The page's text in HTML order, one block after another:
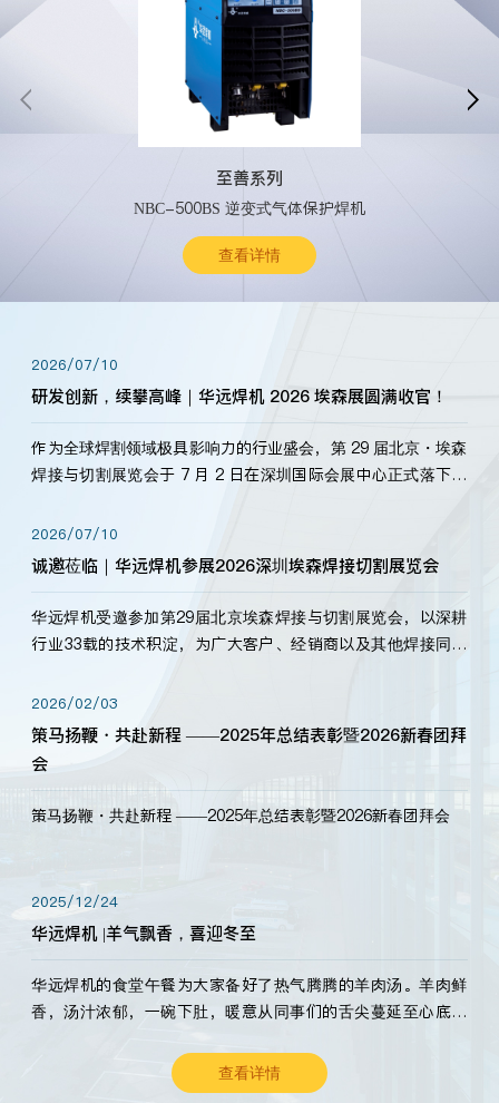
至善系列
NBC-500BS 逆变式气体保护焊机
查看详情
 
2026/07/10
研发创新，续攀高峰｜华远焊机 2026 埃森展圆满收官！
作为全球焊割领域极具影响力的行业盛会，第 29 届北京・埃森
焊接与切割展览会于 7 月 2 日在深圳国际会展中心正式落下帷
标准，持之以恒研发新产品、新技术。新老客户、行业伙伴、
海内外客户为目睹公司发布的新产…
2026/07/10
诚邀莅临｜华远焊机参展2026深圳埃森焊接切割展览会
华远焊机受邀参加第29届北京埃森焊接与切割展览会，以深耕
行业33载的技术积淀，为广大客户、经销商以及其他焊接同仁
2026/02/03
策马扬鞭・共赴新程 ——2025年总结表彰暨2026新春团拜
会
策马扬鞭・共赴新程 ——2025年总结表彰暨2026新春团拜会
2025/12/24
华远焊机 |羊气飘香，喜迎冬至
华远焊机的食堂午餐为大家备好了热气腾腾的羊肉汤。羊肉鲜
香，汤汁浓郁，一碗下肚，暖意从同事们的舌尖蔓延至心底。
查看详情